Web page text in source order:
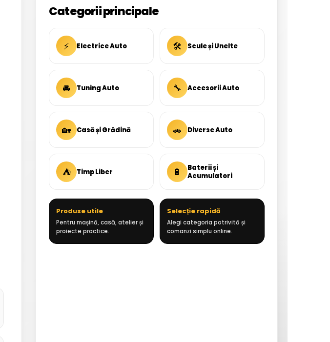
Categorii principale
⚡ Electrice Auto 🛠 Scule și Unelte
🚘 Tuning Auto 🔧 Accesorii Auto
🏡 Casă și Grădină 🚗 Diverse Auto
⛺ Timp Liber 🔋
Baterii și
Acumulatori
Produse utile
Pentru mașină, casă, atelier și
proiecte practice.
Selecție rapidă
Alegi categoria potrivită și
comanzi simplu online.